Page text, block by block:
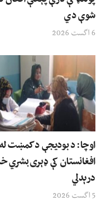
شوې دي
6 اگست 2026
اوچا: د بودیجې د کمښت
افغانستان کې ډېری بشري
درېدلي
5 اگست 2026